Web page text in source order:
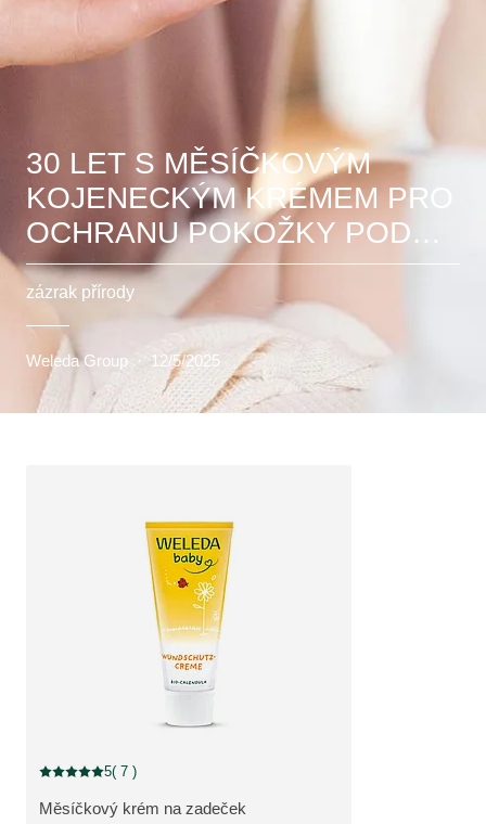
30 LET S MĚSÍČKOVÝM
KOJENECKÝM KRÉMEM PRO
OCHRANU POKOŽKY POD
PLENKAMI VAŠICH MIMINEK
zázrak přírody
Weleda Group · 12/5/2025
ZOBRAZIT PRODUKT:
Měsíčkový krém na zadeček
Aktuální hodnocení: 5 z 5 hvězdiček hodnoceno 7 zákazníky
5( 7 )